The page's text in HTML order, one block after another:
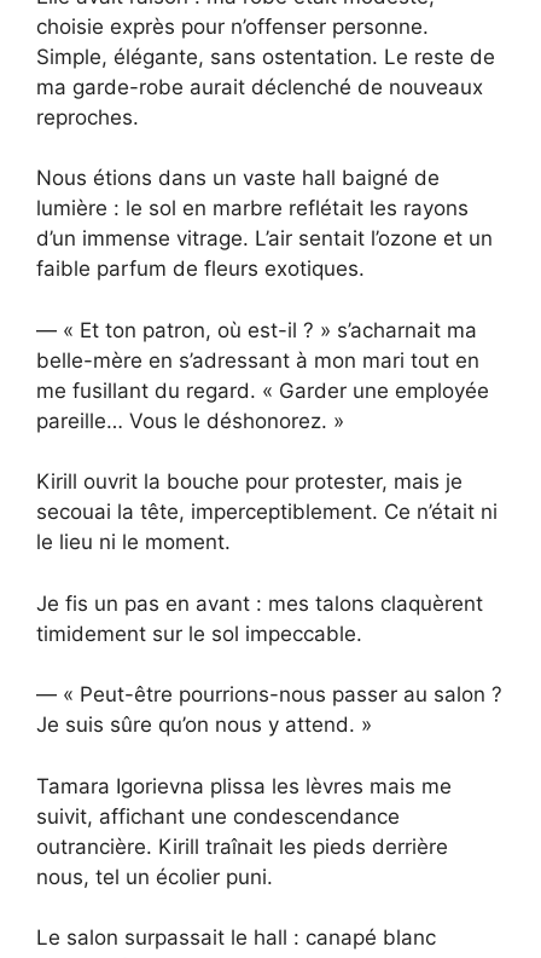
choisie exprès pour n’offenser personne.
Simple, élégante, sans ostentation. Le reste de
ma garde-robe aurait déclenché de nouveaux
reproches.
Nous étions dans un vaste hall baigné de
lumière : le sol en marbre reflétait les rayons
d’un immense vitrage. L’air sentait l’ozone et un
faible parfum de fleurs exotiques.
— « Et ton patron, où est-il ? » s’acharnait ma
belle-mère en s’adressant à mon mari tout en
me fusillant du regard. « Garder une employée
pareille… Vous le déshonorez. »
Kirill ouvrit la bouche pour protester, mais je
secouai la tête, imperceptiblement. Ce n’était ni
le lieu ni le moment.
Je fis un pas en avant : mes talons claquèrent
timidement sur le sol impeccable.
— « Peut-être pourrions-nous passer au salon ?
Je suis sûre qu’on nous y attend. »
Tamara Igorievna plissa les lèvres mais me
suivit, affichant une condescendance
outrancière. Kirill traînait les pieds derrière
nous, tel un écolier puni.
Le salon surpassait le hall : canapé blanc